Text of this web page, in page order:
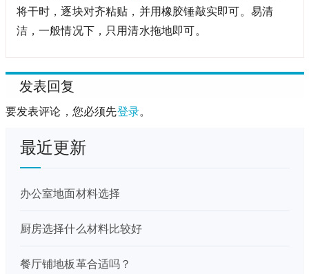
将干时，逐块对齐粘贴，并用橡胶锤敲实即可。易清
洁，一般情况下，只用清水拖地即可。
发表回复
要发表评论，您必须先登录。
最近更新
办公室地面材料选择
厨房选择什么材料比较好
餐厅铺地板革合适吗？